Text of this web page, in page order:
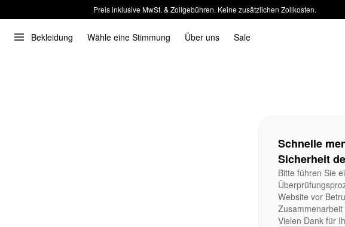
Preis inklusive MwSt. & Zollgebühren. Keine zusätzlichen Zollkosten.
Bekleidung Wähle eine Stimmung Über uns Sale
Schnelle
Sicherheit
Bitte führen Sie
Website vor
Vielen Dank für